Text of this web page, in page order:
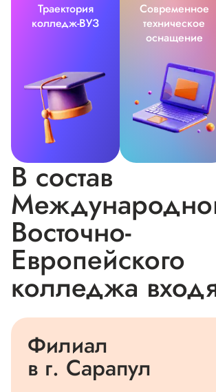
Траектория
колледж-ВУЗ
Современное
техническое
оснащение
В состав
Восточно-
Европейского
колледжа
Филиал
в г. Сарапул